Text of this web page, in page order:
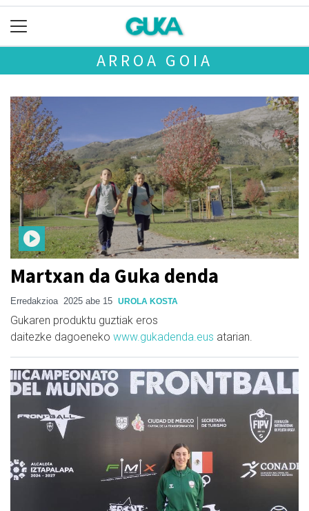
ARROA GOIA
Martxan da Guka denda
Erredakzioa 2025 abe 15 UROLA KOSTA
Gukaren produktu guztiak eros
daitezke dagoeneko www.gukadenda.eus atarian.